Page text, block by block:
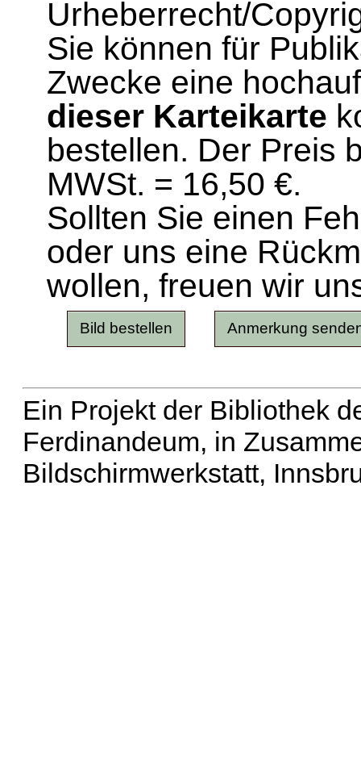
Urheberrecht/
Sie können für
Zwecke eine
dieser Karteikarte
bestellen. Der Preis
MWSt. = 16,50 €.
Sollten Sie einen
oder uns eine
wollen, freuen wir
Ein Projekt der Bibliothek
Ferdinandeum, in
Bildschirmwerkstatt,